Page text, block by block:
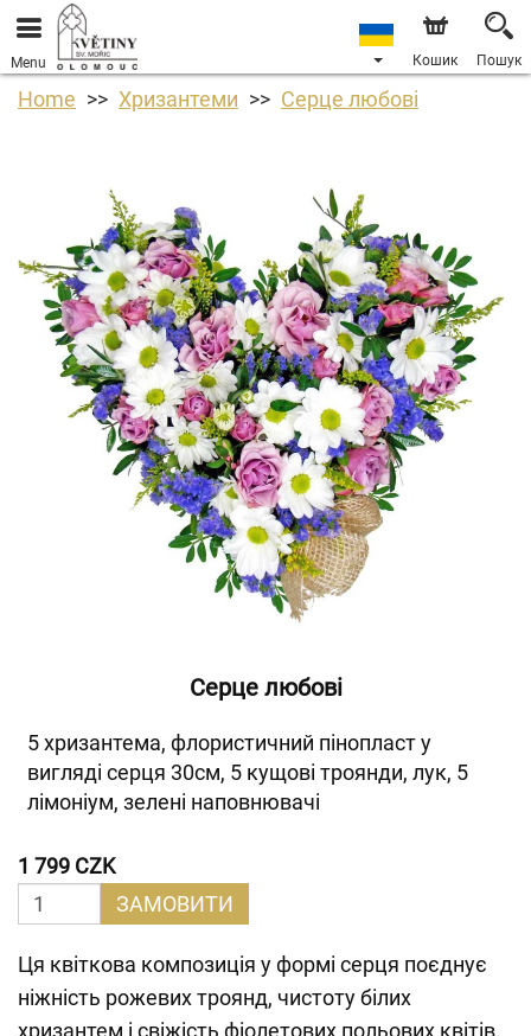
Menu Кошик Пошук
Home Хризантеми Серце любові
Серце любові
5 хризантема, флористичний пінопласт у
вигляді серця 30см, 5 кущові троянди, лук, 5
лімоніум, зелені наповнювачі
1 799 CZK
ЗАМОВИТИ
Ця квіткова композиція у формі серця поєднує
ніжність рожевих троянд, чистоту білих
хризантем і свіжість фіолетових польових квітів.